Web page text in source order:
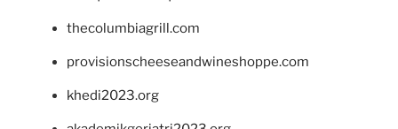
thecolumbiagrill.com
provisionscheeseandwineshoppe.com
khedi2023.org